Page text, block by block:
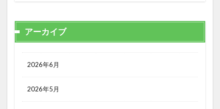
アーカイブ
2026年6月
2026年5月